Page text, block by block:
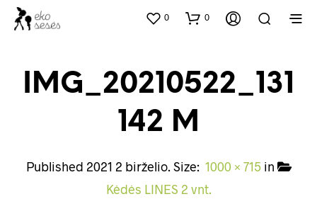
0 0
IMG_20210522_131
142 M
Published 2021 2 birželio. Size: 1000 × 715in
Kėdės LINES 2 vnt.